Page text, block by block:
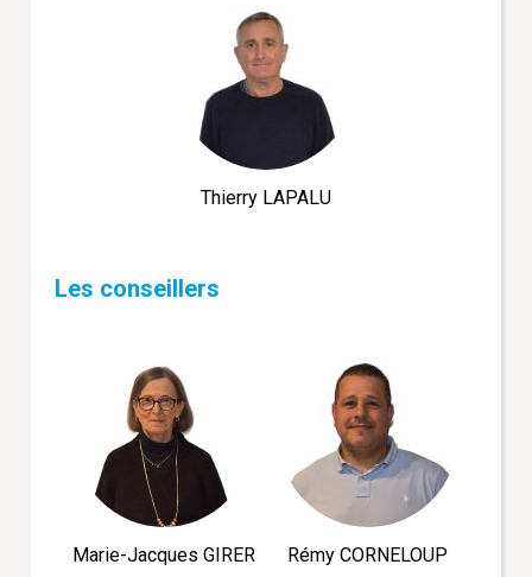
Thierry LAPALU
Les conseillers
Marie-Jacques GIRER Rémy CORNELOUP